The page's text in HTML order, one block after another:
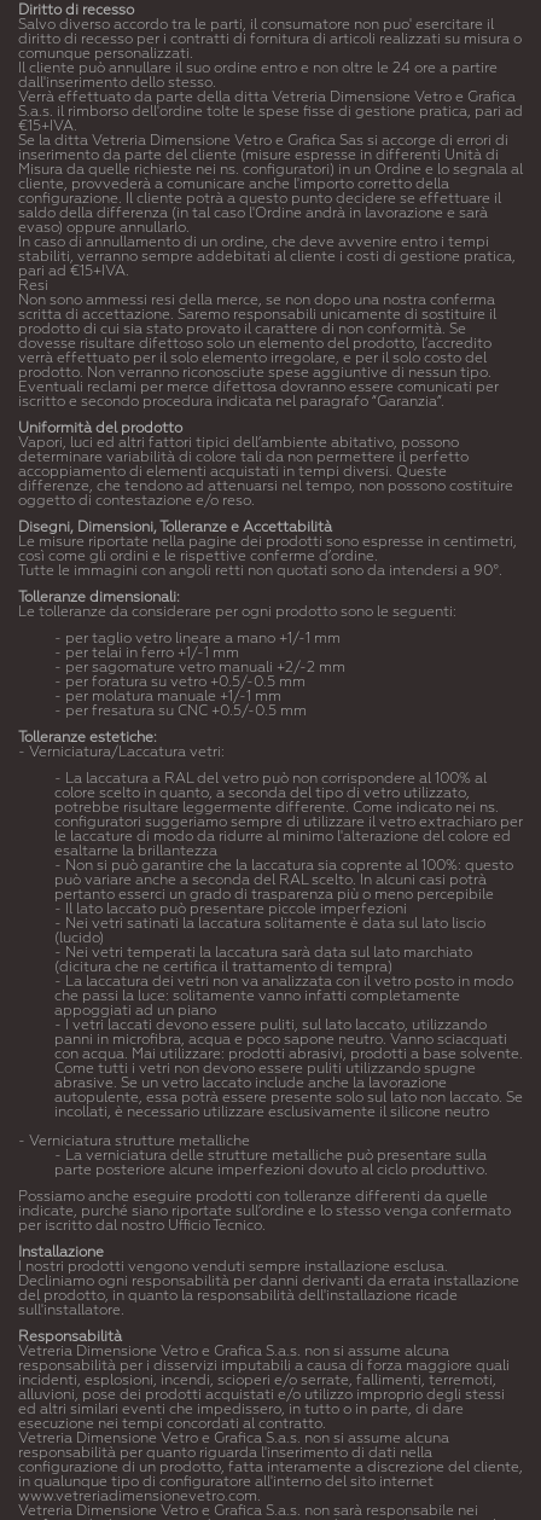
Diritto di recesso
Salvo diverso accordo tra le parti, il consumatore non puo' esercitare il
diritto di recesso per i contratti di fornitura di articoli realizzati su misura o
comunque personalizzati.
Il cliente può annullare il suo ordine entro e non oltre le 24 ore a partire
dall'inserimento dello stesso.
Verrà effettuato da parte della ditta Vetreria Dimensione Vetro e Grafica
S.a.s. il rimborso dell'ordine tolte le spese fisse di gestione pratica, pari ad
€15+IVA.
Se la ditta Vetreria Dimensione Vetro e Grafica Sas si accorge di errori di
inserimento da parte del cliente (misure espresse in differenti Unità di
Misura da quelle richieste nei ns. configuratori) in un Ordine e lo segnala al
cliente, provvederà a comunicare anche l'importo corretto della
configurazione. Il cliente potrà a questo punto decidere se effettuare il
saldo della differenza (in tal caso l'Ordine andrà in lavorazione e sarà
evaso) oppure annullarlo.
In caso di annullamento di un ordine, che deve avvenire entro i tempi
stabiliti, verranno sempre addebitati al cliente i costi di gestione pratica,
pari ad €15+IVA.
Resi
Non sono ammessi resi della merce, se non dopo una nostra conferma
scritta di accettazione. Saremo responsabili unicamente di sostituire il
prodotto di cui sia stato provato il carattere di non conformità. Se
dovesse risultare difettoso solo un elemento del prodotto, l’accredito
verrà effettuato per il solo elemento irregolare, e per il solo costo del
prodotto. Non verranno riconosciute spese aggiuntive di nessun tipo.
Eventuali reclami per merce difettosa dovranno essere comunicati per
iscritto e secondo procedura indicata nel paragrafo “Garanzia”.
Uniformità del prodotto
Vapori, luci ed altri fattori tipici dell’ambiente abitativo, possono
determinare variabilità di colore tali da non permettere il perfetto
accoppiamento di elementi acquistati in tempi diversi. Queste
differenze, che tendono ad attenuarsi nel tempo, non possono costituire
oggetto di contestazione e/o reso.
Disegni, Dimensioni, Tolleranze e Accettabilità
Le misure riportate nella pagine dei prodotti sono espresse in centimetri,
così come gli ordini e le rispettive conferme d’ordine.
Tutte le immagini con angoli retti non quotati sono da intendersi a 90°.
Tolleranze dimensionali:
Le tolleranze da considerare per ogni prodotto sono le seguenti:
- per taglio vetro lineare a mano +1/-1 mm
- per telai in ferro +1/-1 mm
- per sagomature vetro manuali +2/-2 mm
- per foratura su vetro +0.5/-0.5 mm
- per molatura manuale +1/-1 mm
- per fresatura su CNC +0.5/-0.5 mm
Tolleranze estetiche:
- Verniciatura/Laccatura vetri:
- La laccatura a RAL del vetro può non corrispondere al 100% al
colore scelto in quanto, a seconda del tipo di vetro utilizzato,
potrebbe risultare leggermente differente. Come indicato nei ns.
configuratori suggeriamo sempre di utilizzare il vetro extrachiaro per
le laccature di modo da ridurre al minimo l'alterazione del colore ed
esaltarne la brillantezza
- Non si può garantire che la laccatura sia coprente al 100%: questo
può variare anche a seconda del RAL scelto. In alcuni casi potrà
pertanto esserci un grado di trasparenza più o meno percepibile
- Il lato laccato può presentare piccole imperfezioni
- Nei vetri satinati la laccatura solitamente è data sul lato liscio
(lucido)
- Nei vetri temperati la laccatura sarà data sul lato marchiato
(dicitura che ne certifica il trattamento di tempra)
- La laccatura dei vetri non va analizzata con il vetro posto in modo
che passi la luce: solitamente vanno infatti completamente
appoggiati ad un piano
- I vetri laccati devono essere puliti, sul lato laccato, utilizzando
panni in microfibra, acqua e poco sapone neutro. Vanno sciacquati
con acqua. Mai utilizzare: prodotti abrasivi, prodotti a base solvente.
Come tutti i vetri non devono essere puliti utilizzando spugne
abrasive. Se un vetro laccato include anche la lavorazione
autopulente, essa potrà essere presente solo sul lato non laccato. Se
incollati, è necessario utilizzare esclusivamente il silicone neutro
- Verniciatura strutture metalliche
- La verniciatura delle strutture metalliche può presentare sulla
parte posteriore alcune imperfezioni dovuto al ciclo produttivo.
Possiamo anche eseguire prodotti con tolleranze differenti da quelle
indicate, purché siano riportate sull’ordine e lo stesso venga confermato
per iscritto dal nostro Ufficio Tecnico.
Installazione
I nostri prodotti vengono venduti sempre installazione esclusa.
Decliniamo ogni responsabilità per danni derivanti da errata installazione
del prodotto, in quanto la responsabilità dell'installazione ricade
sull'installatore.
Responsabilità
Vetreria Dimensione Vetro e Grafica S.a.s. non si assume alcuna
responsabilità per i disservizi imputabili a causa di forza maggiore quali
incidenti, esplosioni, incendi, scioperi e/o serrate, fallimenti, terremoti,
alluvioni, pose dei prodotti acquistati e/o utilizzo improprio degli stessi
ed altri similari eventi che impedissero, in tutto o in parte, di dare
esecuzione nei tempi concordati al contratto.
Vetreria Dimensione Vetro e Grafica S.a.s. non si assume alcuna
responsabilità per quanto riguarda l'inserimento di dati nella
configurazione di un prodotto, fatta interamente a discrezione del cliente,
in qualunque tipo di configuratore all'interno del sito internet
www.vetreriadimensionevetro.com.
Vetreria Dimensione Vetro e Grafica S.a.s. non sarà responsabile nei